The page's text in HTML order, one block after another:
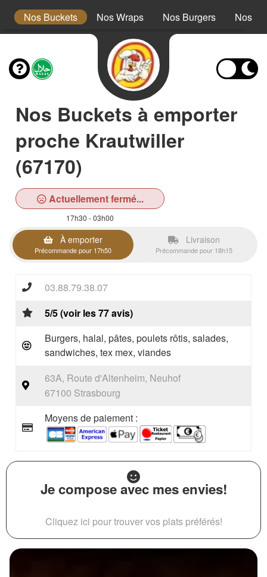
Nos Buckets Nos Wraps Nos Burgers Nos
Nos Buckets à emporter
proche Krautwiller
(67170)
Actuellement fermé...
17h30 - 03h00
À emporter
Précommande pour 17h50
Livraison
Précommande pour 18h15
03.88.79.38.07
5/5 (voir les 77 avis)
Burgers, halal, pâtes, poulets rôtis, salades,
sandwiches, tex mex, viandes
63A, Route d'Altenheim, Neuhof
67100 Strasbourg
Moyens de paiement :
Je compose avec mes envies!
Cliquez ici pour trouver vos plats préférés!